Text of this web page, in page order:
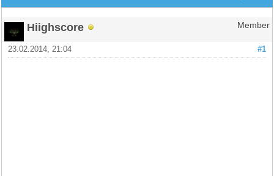
Hiighscore Member
#1
23.02.2014, 21:04